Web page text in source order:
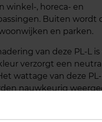
winkel-, horeca- en
Buiten wordt
en parken.
van deze PL-L
verzorgt een
wattage van deze
nauwkeurig
van deze PL-L is